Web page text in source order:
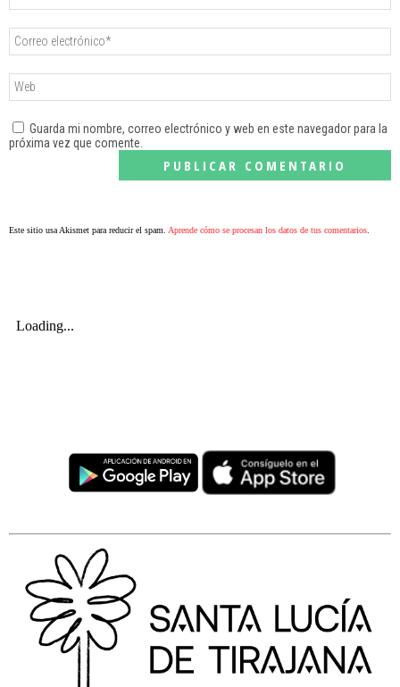
Guarda mi nombre, correo electrónico y web en este navegador para la
próxima vez que comente.
Este sitio usa Akismet para reducir el spam. Aprende cómo se procesan los datos de tus comentarios.